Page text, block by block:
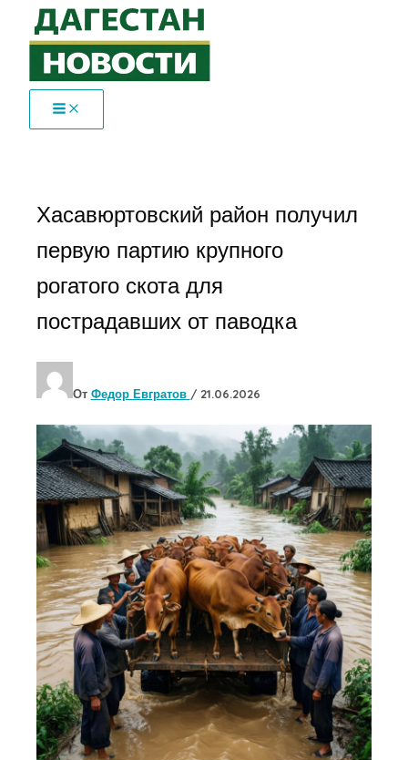
Перейти
содержимому
Хасавюртовский район получил
первую партию крупного
рогатого скота для
пострадавших от паводка
От Федор Евгратов / 21.06.2026